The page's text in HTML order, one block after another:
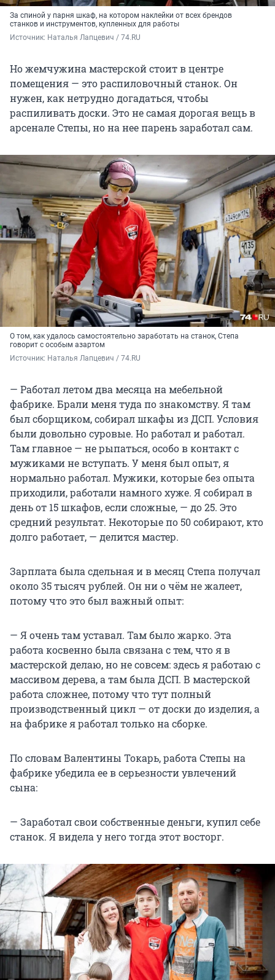
За спиной у парня шкаф, на котором наклейки от всех брендов
станков и инструментов, купленных для работы
Источник: Наталья Лапцевич / 74.RU
Но жемчужина мастерской стоит в центре
помещения — это распиловочный станок. Он
нужен, как нетрудно догадаться, чтобы
распиливать доски. Это не самая дорогая вещь в
арсенале Степы, но на нее парень заработал сам.
О том, как удалось самостоятельно заработать на станок, Степа
говорит с особым азартом
Источник: Наталья Лапцевич / 74.RU
— Работал летом два месяца на мебельной
фабрике. Брали меня туда по знакомству. Я там
был сборщиком, собирал шкафы из ДСП. Условия
были довольно суровые. Но работал и работал.
Там главное — не рыпаться, особо в контакт с
мужиками не вступать. У меня был опыт, я
нормально работал. Мужики, которые без опыта
приходили, работали намного хуже. Я собирал в
день от 15 шкафов, если сложные, — до 25. Это
средний результат. Некоторые по 50 собирают, кто
долго работает, — делится мастер.
Зарплата была сдельная и в месяц Степа получал
около 35 тысяч рублей. Он ни о чём не жалеет,
потому что это был важный опыт:
— Я очень там уставал. Там было жарко. Эта
работа косвенно была связана с тем, что я в
мастерской делаю, но не совсем: здесь я работаю с
массивом дерева, а там была ДСП. В мастерской
работа сложнее, потому что тут полный
производственный цикл — от доски до изделия, а
на фабрике я работал только на сборке.
По словам Валентины Токарь, работа Степы на
фабрике убедила ее в серьезности увлечений
сына:
— Заработал свои собственные деньги, купил себе
станок. Я видела у него тогда этот восторг.